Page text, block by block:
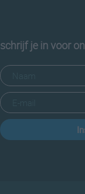
schrijf je in voor